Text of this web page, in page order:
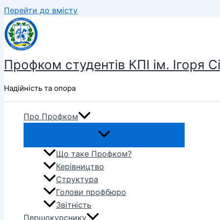
Перейти до вмісту
Профком студентів КПІ ім. Ігоря
Надійність та опора
Про Профком
Що таке Профком?
Керівництво
Структура
Голови профбюро
Звітність
Першокурснику